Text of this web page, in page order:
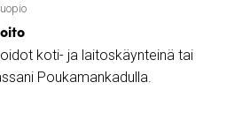
koti- ja laitoskäynteinä tai
Poukamankadulla.